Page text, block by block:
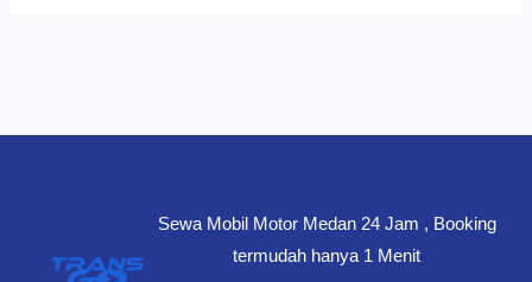
Sewa Mobil Motor Medan 24 Jam , Booking
termudah hanya 1 Menit